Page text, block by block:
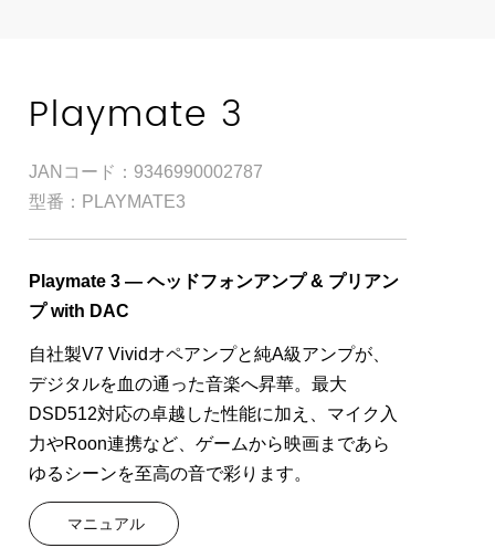
Playmate 3
JANコード：9346990002787
型番：PLAYMATE3
Playmate 3— ヘッドフォンアンプ& プリアン
プwith DAC
自社製V7 Vividオペアンプと純A級アンプが、
デジタルを血の通った音楽へ昇華。最大
DSD512対応の卓越した性能に加え、マイク入
力やRoon連携など、ゲームから映画まであら
ゆるシーンを至高の音で彩ります。
マニュアル